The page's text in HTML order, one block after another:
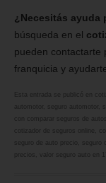
¿Necesitás ayuda
búsqueda en el
pueden contactarte
franquicia y
cotizador de seguros online